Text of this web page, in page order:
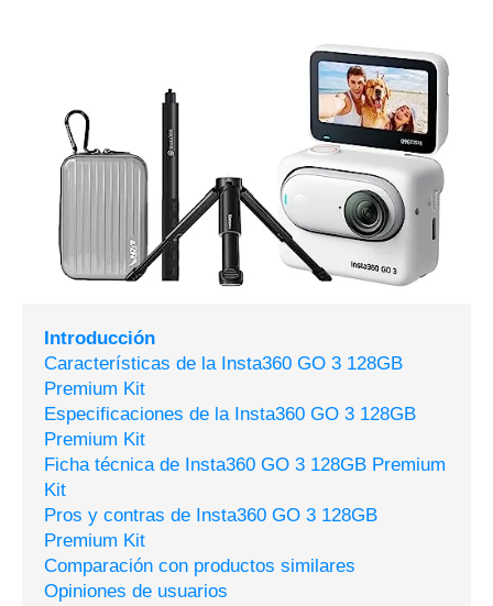
Introducción
Características de la Insta360 GO 3 128GB
Premium Kit
Especificaciones de la Insta360 GO 3 128GB
Premium Kit
Ficha técnica de Insta360 GO 3 128GB Premium
Kit
Pros y contras de Insta360 GO 3 128GB
Premium Kit
Comparación con productos similares
Opiniones de usuarios